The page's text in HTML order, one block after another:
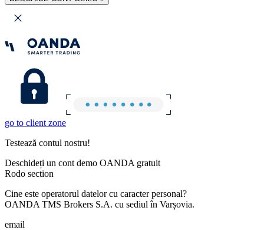
go to client zone
Testează contul nostru!
Deschideți un cont demo OANDA gratuit
Rodo section
Cine este operatorul datelor cu caracter personal?
OANDA TMS Brokers S.A. cu sediul în Varșovia.
email